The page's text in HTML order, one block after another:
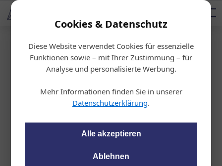
Cookies & Datenschutz
Diese Website verwendet Cookies für essenzielle
Funktionen sowie – mit Ihrer Zustimmung – für
Analyse und personalisierte Werbung.
Mehr Informationen finden Sie in unserer
Datenschutzerklärung.
Alle akzeptieren
Ablehnen
AUTOMOTIVE AKADEMIE
Podcast
Startseite/Auto & Politik
Zeitmaschine
130 Jahre Motorsport
09.10.2024, 14:48 Uhr
öffnen die Türe und erleben das erste Autorennen der